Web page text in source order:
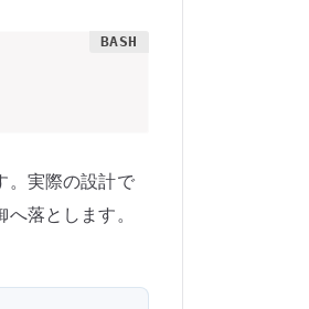
。実際の設計で
落とします。